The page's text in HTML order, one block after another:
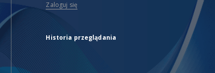
Zaloguj się
Historia przeglądania